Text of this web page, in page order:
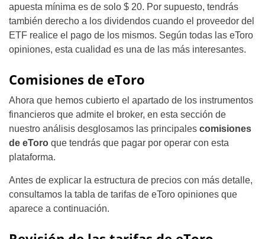
apuesta mínima es de solo $ 20. Por supuesto, tendrás
también derecho a los dividendos cuando el proveedor del
ETF realice el pago de los mismos. Según todas las eToro
opiniones, esta cualidad es una de las más interesantes.
Comisiones de eToro
Ahora que hemos cubierto el apartado de los instrumentos
financieros que admite el broker, en esta sección de
nuestro análisis desglosamos las principales comisiones
de eToro que tendrás que pagar por operar con esta
plataforma.
Antes de explicar la estructura de precios con más detalle,
consultamos la tabla de tarifas de eToro opiniones que
aparece a continuación.